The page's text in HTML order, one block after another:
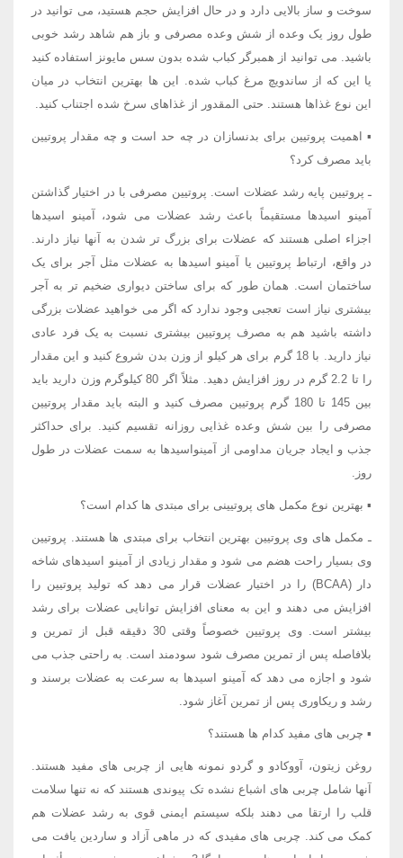
سوخت و ساز بالایی دارد و در حال افزایش حجم هستید، می توانید در
طول روز یک وعده از شش وعده مصرفی و باز هم شاهد رشد خوبی
باشید. می توانید از همبرگر کباب شده بدون سس مایونز استفاده کنید
یا این که از ساندویچ مرغ کباب شده. این ها بهترین انتخاب در میان
این نوع غذاها هستند. حتی المقدور از غذاهای سرخ شده اجتناب کنید.
▪ اهمیت پروتیین برای بدنسازان در چه حد است و چه مقدار پروتیین
باید مصرف کرد؟
ـ پروتیین پایه رشد عضلات است. پروتیین مصرفی با در اختیار گذاشتن
آمینو اسیدها مستقیماً باعث رشد عضلات می شود، آمینو اسیدها
اجزاء اصلی هستند که عضلات برای بزرگ تر شدن به آنها نیاز دارند.
در واقع، ارتباط پروتیین یا آمینو اسیدها به عضلات مثل آجر برای یک
ساختمان است. همان طور که برای ساختن دیواری ضخیم تر به آجر
بیشتری نیاز است تعجبی وجود ندارد که اگر می خواهید عضلات بزرگی
داشته باشید هم به مصرف پروتیین بیشتری نسبت به یک فرد عادی
نیاز دارید. با 18 گرم برای هر کیلو از وزن بدن شروع کنید و این مقدار
را تا 2.2 گرم در روز افزایش دهید. مثلاً اگر 80 کیلوگرم وزن دارید باید
بین 145 تا 180 گرم پروتیین مصرف کنید و البته باید مقدار پروتیین
مصرفی را بین شش وعده غذایی روزانه تقسیم کنید. برای حداکثر
جذب و ایجاد جریان مداومی از آمینواسیدها به سمت عضلات در طول
روز.
▪ بهترین نوع مکمل های پروتیینی برای مبتدی ها کدام است؟
ـ مکمل های وی پروتیین بهترین انتخاب برای مبتدی ها هستند. پروتیین
وی بسیار راحت هضم می شود و مقدار زیادی از آمینو اسیدهای شاخه
دار (BCAA) را در اختیار عضلات قرار می دهد که تولید پروتیین را
افزایش می دهند و این به معنای افزایش توانایی عضلات برای رشد
بیشتر است. وی پروتیین خصوصاً وقتی 30 دقیقه قبل از تمرین و
بلافاصله پس از تمرین مصرف شود سودمند است. به راحتی جذب می
شود و اجازه می دهد که آمینو اسیدها به سرعت به عضلات برسند و
رشد و ریکاوری پس از تمرین آغاز شود.
▪ چربی های مفید کدام ها هستند؟
روغن زیتون، آووکادو و گردو نمونه هایی از چربی های مفید هستند.
آنها شامل چربی های اشباع نشده تک پیوندی هستند که نه تنها سلامت
قلب را ارتقا می دهند بلکه سیستم ایمنی قوی به رشد عضلات هم
کمک می کند. چربی های مفیدی که در ماهی آزاد و ساردین یافت می